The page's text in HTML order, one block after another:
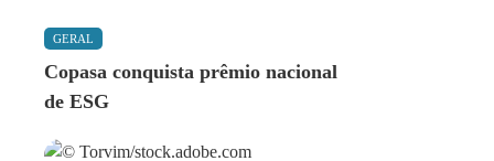
GERAL
Copasa conquista prêmio nacional
de ESG